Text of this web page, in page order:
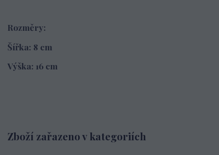
Rozměry:
Šířka: 8 cm
Výška: 16 cm
Zboží zařazeno v kategoriích